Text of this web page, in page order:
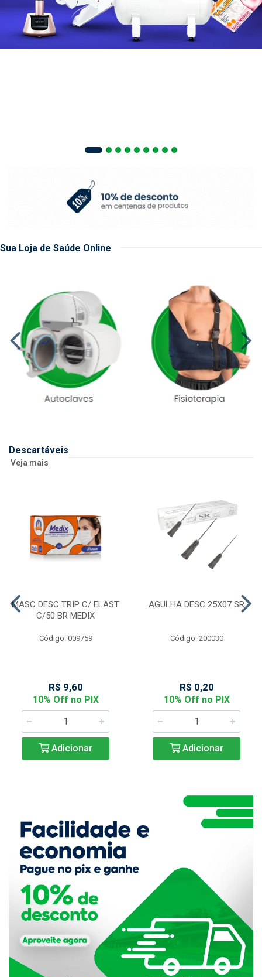
Sua Loja de Saúde Online
Descartáveis
Veja mais
MASC DESC TRIP C/ ELAST
C/50 BR MEDIX
Código: 009759
R$ 9,60
10% Off no PIX
Adicionar
AGULHA DESC 25X07 SR
Código: 200030
R$ 0,20
10% Off no PIX
Adicionar